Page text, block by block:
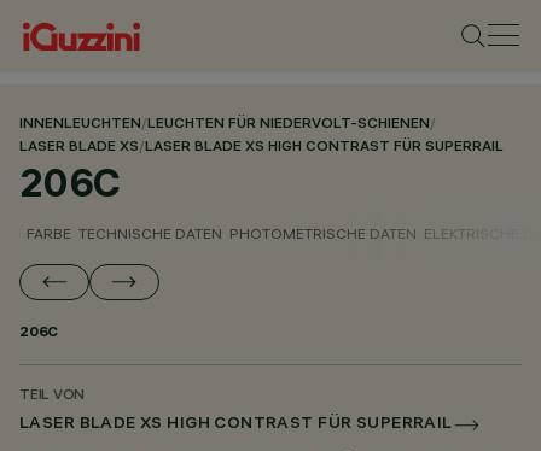
INNENLEUCHTEN/LEUCHTEN FÜR NIEDERVOLT-SCHIENEN/
LASER BLADE XS/LASER BLADE XS HIGH CONTRAST FÜR SUPERRAIL
206C
FARBE TECHNISCHE DATEN PHOTOMETRISCHE DATEN ELEKTRISCHE
206C
TEIL VON
LASER BLADE XS HIGH CONTRAST FÜR SUPERRAIL